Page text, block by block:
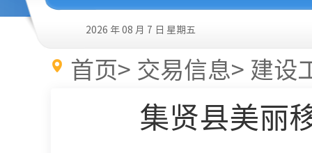
2026 年 08 月 7 日 星期五
首页> 交易信息> 建设
集贤县美丽